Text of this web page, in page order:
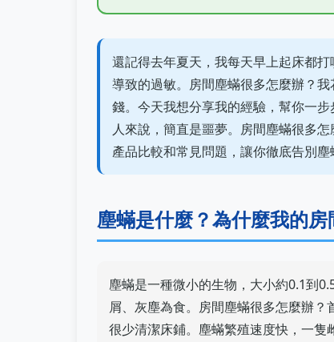
還記得去年夏天，我每天早上起床都
導致的過敏。房間塵蟎很多怎麼辦？
錢。今天我想分享我的經驗，幫你一
人來說，簡直是噩夢。房間塵蟎很多
產品比較和常見問題，讓你徹底告別塵
塵蟎是什麼？為什麼我的房
塵蟎是一種微小的生物，大小約0.1到
屑、灰塵為食。房間塵蟎很多怎麼辦
很少清潔床鋪。塵蟎繁殖速度快，一